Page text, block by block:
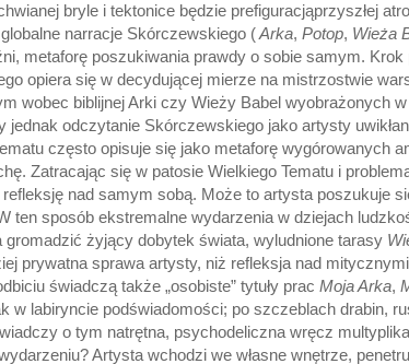
bryle i tektonice będzie prefiguracjąprzyszłej
narracje Skórczewskiego (Arka, Potop, Wieża
metaforę poszukiwania prawdy o sobie samym.
opiera się w decydującej mierze na mistrzostwie
wobec biblijnej Arki czy Wieży Babel wyobrażonych
odczytanie Skórczewskiego jako artysty
często opisuje się jako metaforę wygórowanych
Zatracając się w patosie Wielkiego Tematu i
nad samym sobą. Może to artysta poszukuje
ten sposób ekstremalne wydarzenia w dziejach
gromadzić żyjący dobytek świata, wyludnione tarasy
prywatna sprawa artysty, niż refleksja nad
świadczą także „osobiste” tytuły prac Moja Arka,
w labiryncie podświadomości; po szczeblach drabin,
o tym natrętna, psychodeliczna wręcz
Artysta wchodzi we własne wnętrze,